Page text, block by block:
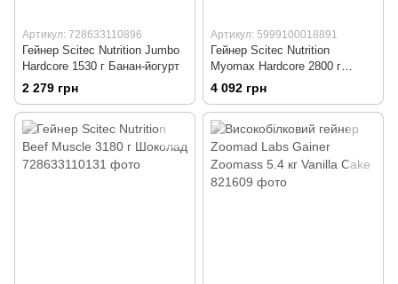
Артикул: 728633110896
Гейнер Scitec Nutrition Jumbo
Hardcore 1530 г Банан-йогурт
2 279 грн
Артикул: 5999100018891
Гейнер Scitec Nutrition
Myomax Hardcore 2800 г
Шоколад
4 092 грн